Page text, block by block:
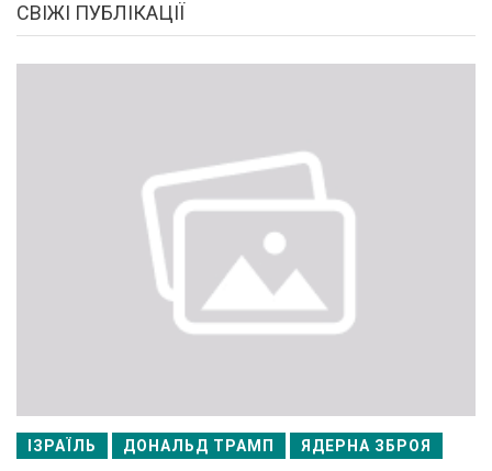
СВІЖІ ПУБЛІКАЦІЇ
ІЗРАЇЛЬ ДОНАЛЬД ТРАМП ЯДЕРНА ЗБРОЯ